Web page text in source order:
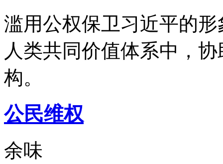
滥用公权保卫习近平的
人类共同价值体系中，
构。
公民维权
余味